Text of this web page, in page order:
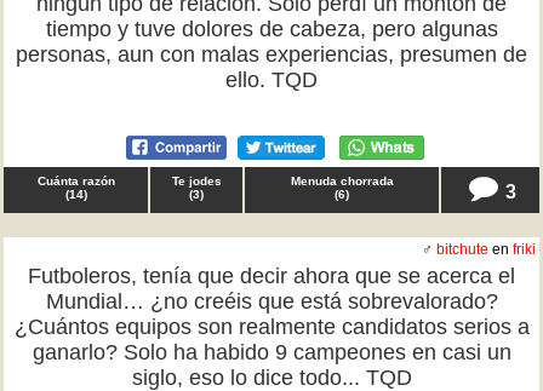
tiempo y tuve dolores de cabeza, pero algunas
personas, aun con malas experiencias, presumen de
ello. TQD
Cuánta razón
(14)
Te jodes
(3)
Menuda chorrada
(6) 3
♂ bitchute en friki
Futboleros, tenía que decir ahora que se acerca el
Mundial… ¿no creéis que está sobrevalorado?
¿Cuántos equipos son realmente candidatos serios a
ganarlo? Solo ha habido 9 campeones en casi un
siglo, eso lo dice todo... TQD